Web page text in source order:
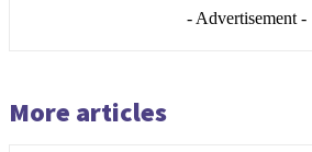
- Advertisement -
More articles